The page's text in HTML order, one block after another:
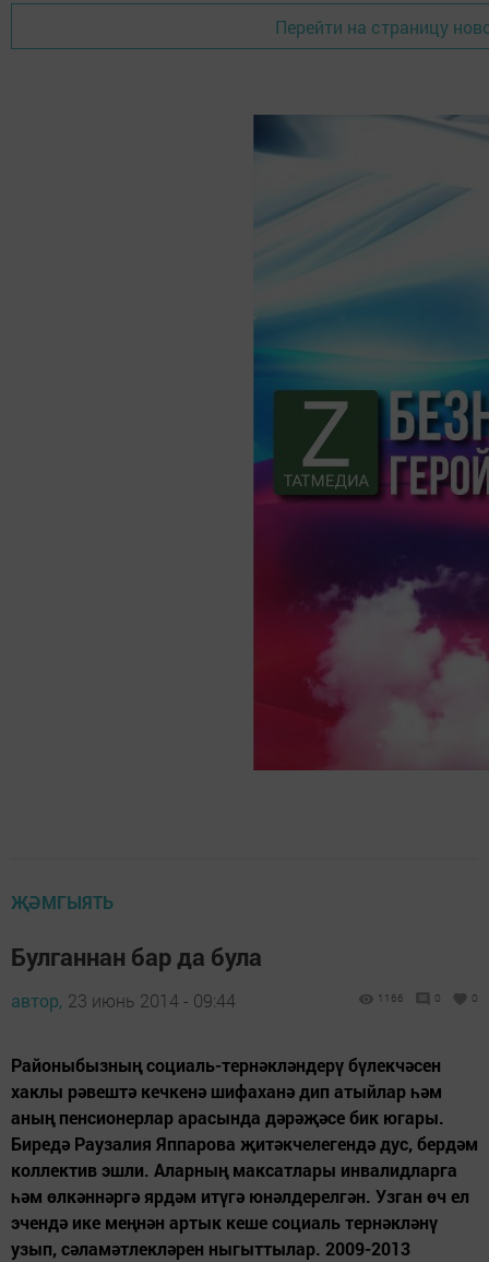
Перейти на страницу
ҖӘМГЫЯТЬ
Булганнан бар да була
автор, 23 июнь 2014 - 09:44 1166 0 0
Районыбызның социаль-тернәкләндерү бүлекчәсен
хаклы рәвештә кечкенә шифаханә дип атыйлар һәм
аның пенсионерлар арасында дәрәҗәсе бик югары.
Биредә Раузалия Яппарова җитәкчелегендә дус, бердәм
коллектив эшли. Аларның максатлары инвалидларга
һәм өлкәннәргә ярдәм итүгә юнәлдерелгән. Узган өч ел
эчендә ике меңнән артык кеше социаль тернәкләнү
узып, сәламәтлекләрен ныгыттылар. 2009-2013